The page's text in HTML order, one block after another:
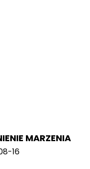
MARZENIA
16